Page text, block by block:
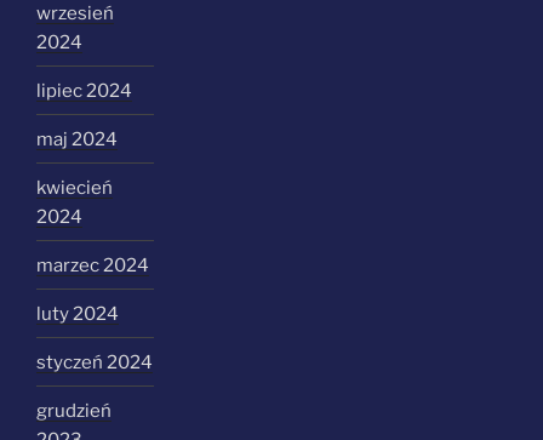
wrzesień
2024
lipiec 2024
maj 2024
kwiecień
2024
marzec 2024
luty 2024
styczeń 2024
grudzień